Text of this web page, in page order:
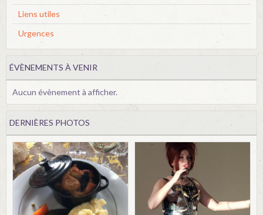
Liens utiles
Urgences
ÉVÈNEMENTS À VENIR
Aucun évènement à afficher.
DERNIÈRES PHOTOS